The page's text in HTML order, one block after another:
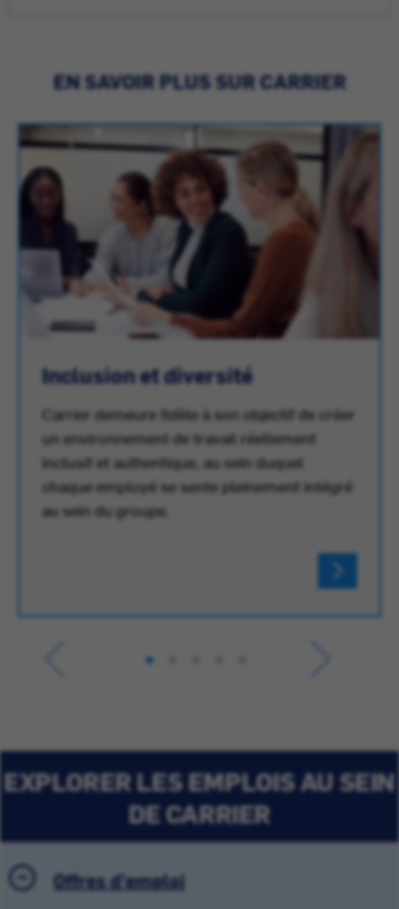
EN SAVOIR PLUS SUR CARRIER
Inclusion et diversité
Carrier demeure fidèle à son objectif de créer
un environnement de travail réellement
inclusif et authentique, au sein duquel
chaque employé se sente pleinement intégré
au sein du groupe.
EXPLORER LES EMPLOIS AU SEIN
DE CARRIER
Offres d'emploi